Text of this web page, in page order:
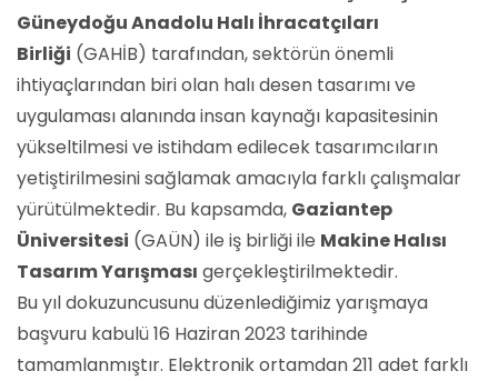
Güneydoğu Anadolu Halı İhracatçıları
Birliği (GAHİB) tarafından, sektörün önemli
ihtiyaçlarından biri olan halı desen tasarımı ve
uygulaması alanında insan kaynağı kapasitesinin
yükseltilmesi ve istihdam edilecek tasarımcıların
yetiştirilmesini sağlamak amacıyla farklı çalışmalar
yürütülmektedir. Bu kapsamda, Gaziantep
Üniversitesi (GAÜN) ile iş birliği ile Makine Halısı
Tasarım Yarışması gerçekleştirilmektedir.
Bu yıl dokuzuncusunu düzenlediğimiz yarışmaya
başvuru kabulü 16 Haziran 2023 tarihinde
tamamlanmıştır. Elektronik ortamdan 211 adet farklı